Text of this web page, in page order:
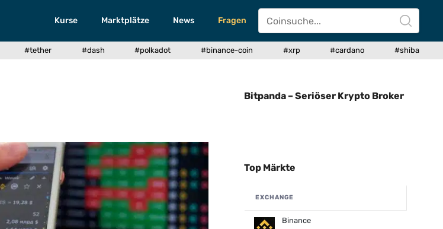
Kurse Marktplätze News Fragen
#tether #dash #polkadot #binance-coin #xrp #cardano #shiba
Bitpanda – Seriöser Krypto Broker
Top Märkte
EXCHANGE
Binance